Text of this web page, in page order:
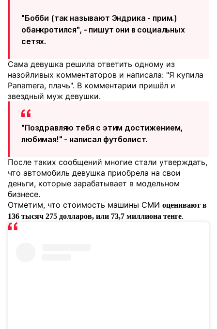
"Бобби (так называют Эндрика - прим.)
обанкротился", - пишут они в социальных
сетях.
Сама девушка решила ответить одному из
назойливых комментаторов и написала: "Я купила
Panamera, плачь". В комментарии пришёл и
звездный муж девушки.
"Поздравляю тебя с этим достижением,
любимая!" - написал футболист.
После таких сообщений многие стали утверждать,
что автомобиль девушка приобрела на свои
деньги, которые зарабатывает в модельном
бизнесе.
Отметим, что стоимость машины СМИ оценивают в
136 тысяч 275 долларов, или 73,7 миллиона тенге.